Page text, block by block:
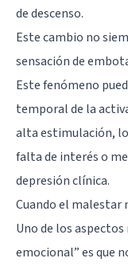
de descenso.
Este cambio no
sensación de
Este fenómeno
temporal de la
alta estimulación, lo
falta de interés o
depresión clínica.
Cuando el malestar
Uno de los
emocional” es que